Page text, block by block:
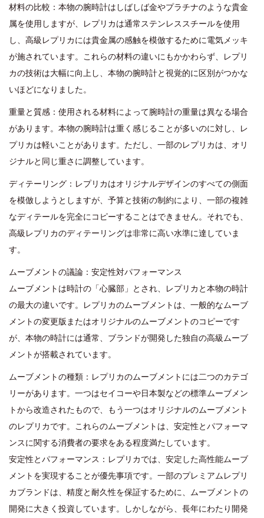
材料の比較：本物の腕時計はしばしば金やプラチナのような貴金
属を使用しますが、レプリカは通常ステンレススチールを使用
し、高級レプリカには貴金属の感触を模倣するために電気メッキ
が施されています。これらの材料の違いにもかかわらず、レプリ
カの技術は大幅に向上し、本物の腕時計と視覚的に区別がつかな
いほどになりました。
重量と質感：使用される材料によって腕時計の重量は異なる場合
があります。本物の腕時計は重く感じることが多いのに対し、レ
プリカは軽いことがあります。ただし、一部のレプリカは、オリ
ジナルと同じ重さに調整しています。
ディテーリング：レプリカはオリジナルデザインのすべての側面
を模倣しようとしますが、予算と技術の制約により、一部の複雑
なディテールを完全にコピーすることはできません。それでも、
高級レプリカのディテーリングは非常に高い水準に達していま
す。
ムーブメントの議論：安定性対パフォーマンス
ムーブメントは時計の「心臓部」とされ、レプリカと本物の時計
の最大の違いです。レプリカのムーブメントは、一般的なムーブ
メントの変更版またはオリジナルのムーブメントのコピーです
が、本物の時計には通常、ブランドが開発した独自の高級ムーブ
メントが搭載されています。
ムーブメントの種類：レプリカのムーブメントには二つのカテゴ
リーがあります。一つはセイコーや日本製などの標準ムーブメン
トから改造されたもので、もう一つはオリジナルのムーブメント
のレプリカです。これらのムーブメントは、安定性とパフォーマ
ンスに関する消費者の要求をある程度満たしています。
安定性とパフォーマンス：レプリカでは、安定した高性能ムーブ
メントを実現することが優先事項です。一部のプレミアムレプリ
カブランドは、精度と耐久性を保証するために、ムーブメントの
開発に大きく投資しています。しかしながら、長年にわたり開発